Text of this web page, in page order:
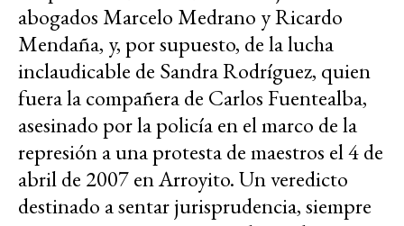
abogados Marcelo Medrano y Ricardo
Mendaña, y, por supuesto, de la lucha
inclaudicable de Sandra Rodríguez, quien
fuera la compañera de Carlos Fuentealba,
asesinado por la policía en el marco de la
represión a una protesta de maestros el 4 de
abril de 2007 en Arroyito. Un veredicto
destinado a sentar jurisprudencia, siempre